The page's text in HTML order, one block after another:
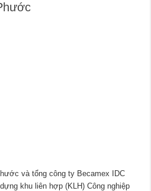
và tổng công ty Becamex IDC
khu liên hợp (KLH) Công nghiệp